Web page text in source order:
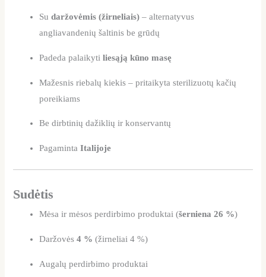
Sudaržovėmis (žirneliais) – alternatyvus
angliavandenių šaltinis be grūdų
Padeda palaikytiliesąją kūno masę
Mažesnis riebalų kiekis – pritaikyta sterilizuotų kačių
poreikiams
Be dirbtinių dažiklių ir konservantų
PagamintaItalijoje
Sudėtis
Mėsa ir mėsos perdirbimo produktai (šerniena 26 %)
Daržovės4 % (žirneliai 4 %)
Augalų perdirbimo produktai